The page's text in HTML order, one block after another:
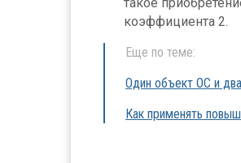
коэффициента 2.
Еще по теме:
Один объект ОС и
Как применять